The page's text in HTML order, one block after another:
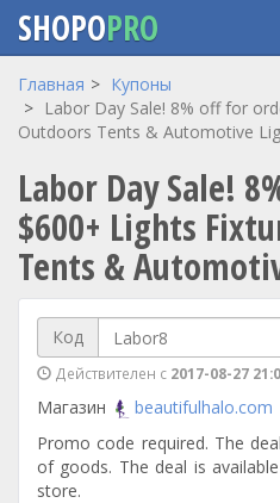
Перейти
основному
SHOPOPRO
Главная
Купоны
Labor Day Sale! 8% off for
Outdoors Tents & Automotive
Labor Day Sale!
$600+ Lights
Tents &
Код
Действителен с 2017-08-27
Магазин
beautifulhalo.com
Promo code required. The
of goods. The deal is
store.